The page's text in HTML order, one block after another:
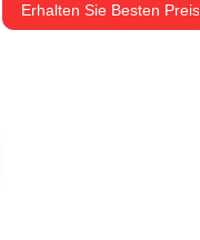
Erhalten Sie Besten Preis